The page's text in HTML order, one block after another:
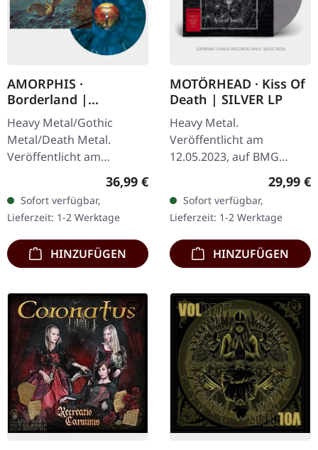
AMORPHIS ·
Borderland |
EXCLUSIVE WAR BAND
MARBLED 2LP
Heavy Metal/Gothic
Metal/Death Metal.
Veröffentlicht am
26.09.2025, auf Reigning
Phoenix Music. Exklusives
"War Band"
Blau/Weiß/Grün/Schwarz
…
Regulärer Preis:
36,99 €
Sofort verfügbar,
Lieferzeit: 1-2 Werktage
HINZUFÜGEN
MOTÖRHEAD · Kiss Of
Death | SILVER LP
Heavy Metal.
Veröffentlicht am
12.05.2023, auf BMG
Rights Management.
Silberfarbenes Vinyl. "Kiss
of Death" ist Motörheads
achtzehntes
Studioalbum…
29,99 €
Sofort verfügbar,
Lieferzeit: 1-2 Werktage
HINZUFÜGEN